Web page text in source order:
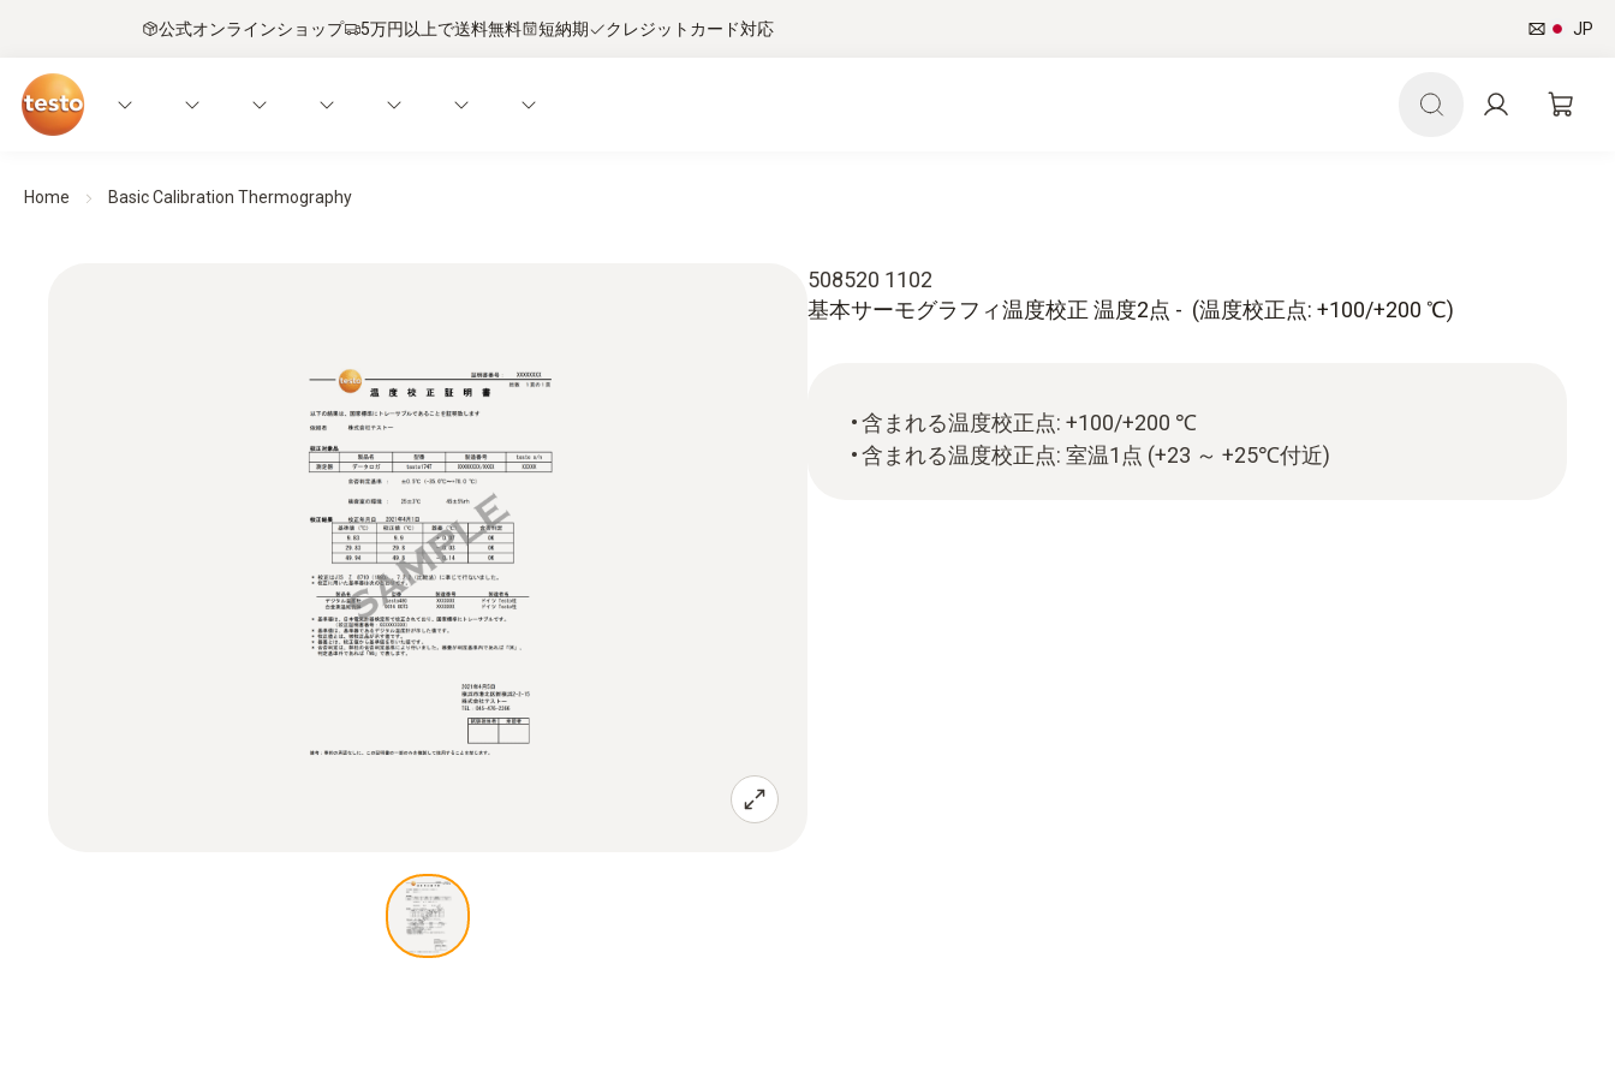
公式オンラインショップ 5万円以上で送料無料 短納期 クレジットカード対応 JP
Home Basic Calibration Thermography
508520 1102
基本サーモグラフィ温度校正 温度2点 - (温度校正点: +100/+200 ℃)
含まれる温度校正点: +100/+200 ℃
含まれる温度校正点: 室温1点 (+23 ～ +25℃付近)